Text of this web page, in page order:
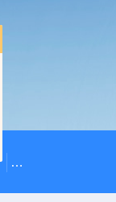
JC-FZ5大气负